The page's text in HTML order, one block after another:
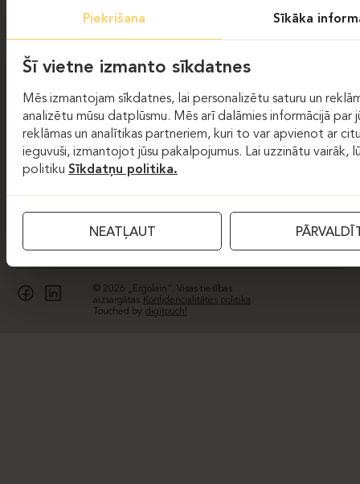
ERGOLAB
ERGOLAB
AKUSTIKA
APGAISMOJUMS
© 2026 „Ergolain“. Visas tiesības
aizsargātas Konfidencialitātes politika
Touched by digitouch!
Piekrišana Sīkāka
Šī vietne izmanto sīkdatnes
Mēs izmantojam sīkdatnes, lai personalizētu saturu un
analizētu mūsu datplūsmu. Mēs arī dalāmies informācijā par
reklāmas un analītikas partneriem, kuri to var apvienot ar
ieguvuši, izmantojot jūsu pakalpojumus. Lai uzzinātu vairāk,
politiku Sīkdatņu politika.
NEATĻAUT